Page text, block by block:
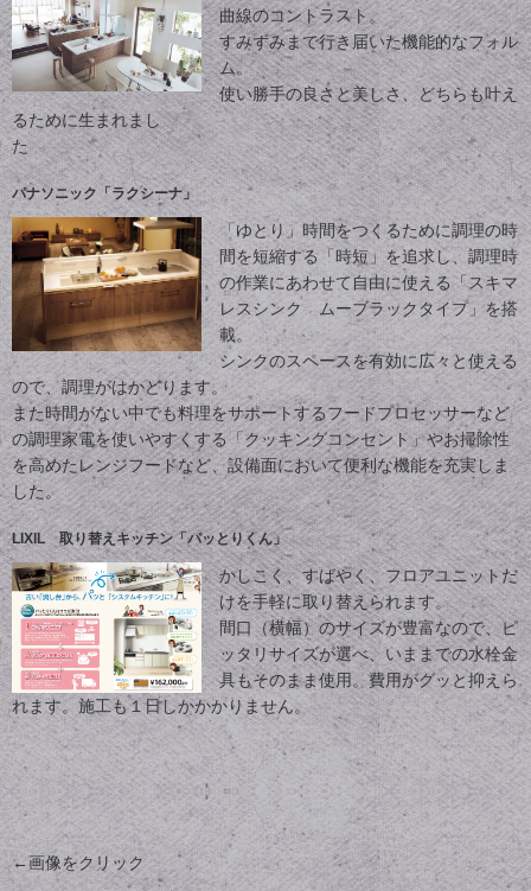
曲線のコントラスト。
すみずみまで行き届いた機能的なフォル
ム。
使い勝手の良さと美しさ、どちらも叶え
るために生まれまし
た
パナソニック「ラクシーナ」
「ゆとり」時間をつくるために調理の時
間を短縮する「時短」を追求し、調理時
の作業にあわせて自由に使える「スキマ
レスシンク ムーブラックタイプ」を搭
載。
シンクのスペースを有効に広々と使える
ので、調理がはかどります。
また時間がない中でも料理をサポートするフードプロセッサーなど
の調理家電を使いやすくする「クッキングコンセント」やお掃除性
を高めたレンジフードなど、設備面において便利な機能を充実しま
した。
LIXIL 取り替えキッチン「パッとりくん」
かしこく、すばやく、フロアユニットだ
けを手軽に取り替えられます。
間口（横幅）のサイズが豊富なので、ピ
ッタリサイズが選べ、いままでの水栓金
具もそのまま使用。費用がグッと抑えら
れます。施工も１日しかかかりません。
←画像をクリック